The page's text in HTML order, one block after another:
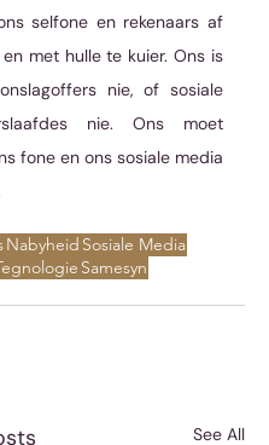
selfone en rekenaars af
met hulle te kuier. Ons is
nie, of sosiale
nie. Ons moet
fone en ons sosiale media
Nabyheid Sosiale Media
Samesyn
See All